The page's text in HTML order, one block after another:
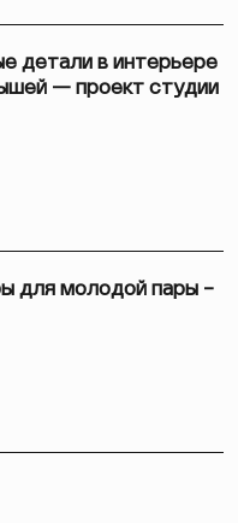
детали в интерьере
— проект студии
для молодой пары –